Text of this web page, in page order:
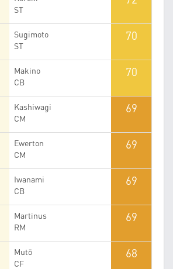
ST
Sugimoto
ST
70
Makino
CB
70
Kashiwagi
CM
69
Ewerton
CM
69
Iwanami
CB
69
Martinus
RM
69
Mutō
CF
68